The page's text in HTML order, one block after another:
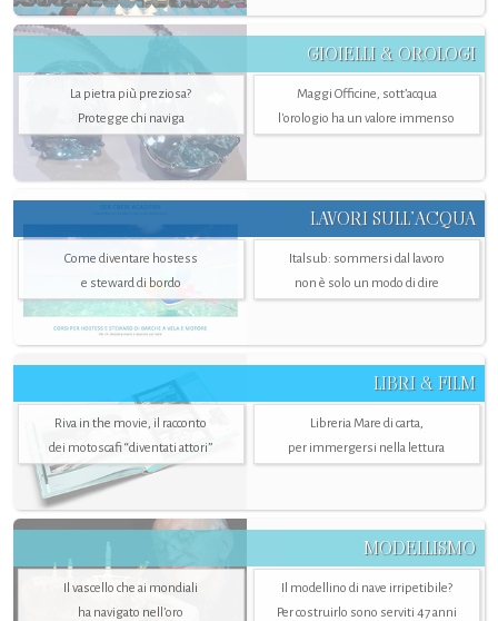
GIOIELLI & OROLOGI
La pietra più preziosa?
Protegge chi naviga
Maggi Officine, sott’acqua
l'orologio ha un valore immenso
LAVORI SULL’ACQUA
Come diventare hostess
e steward di bordo
Italsub: sommersi dal lavoro
non è solo un modo di dire
LIBRI & FILM
Riva in the movie, il racconto
dei motoscafi “diventati attori”
Libreria Mare di carta,
per immergersi nella lettura
MODELLISMO
Il vascello che ai mondiali
ha navigato nell’oro
Il modellino di nave irripetibile?
Per costruirlo sono serviti 47 anni